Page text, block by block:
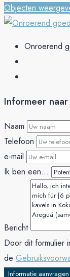
Objecten
Onroerend
Informeer
Naam
Telefoon
e-mail
Ik ben een...
Bericht
Door dit formulier
de
Informatie aanvragen